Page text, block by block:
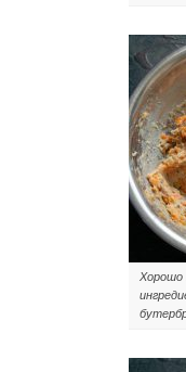
Хорошо